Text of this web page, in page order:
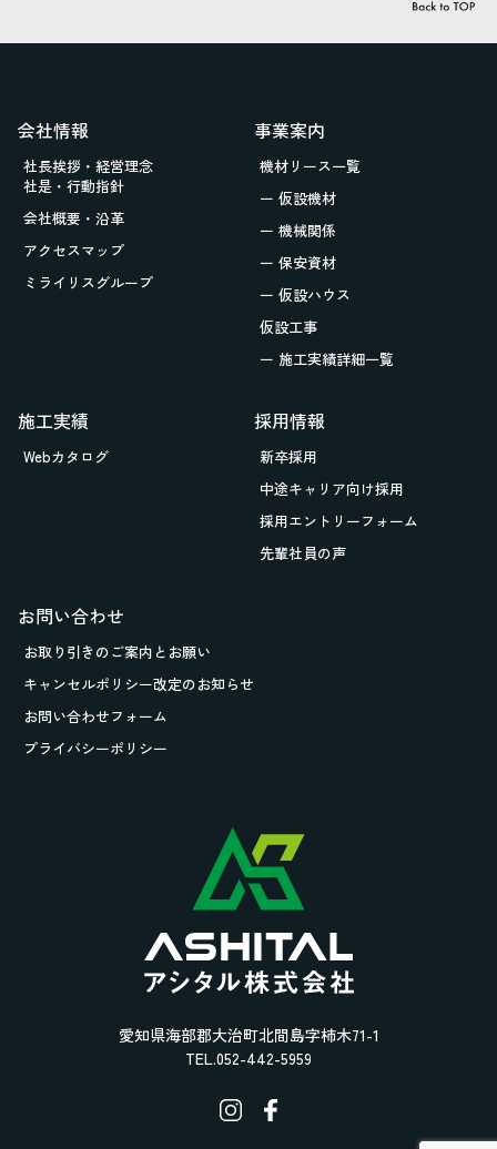
愛知県海部郡大治町北間島字柿木71-1
TEL.052-442-5959
会社情報
社長挨拶・経営理念
社是・行動指針
会社概要・沿革
アクセスマップ
ミライリスグループ
事業案内
機材リース一覧
ー 仮設機材
ー 機械関係
ー 保安資材
ー 仮設ハウス
仮設工事
ー 施工実績詳細一覧
施工実績
Webカタログ
採用情報
新卒採用
中途キャリア向け採用
採用エントリーフォーム
先輩社員の声
お問い合わせ
お取り引きのご案内とお願い
キャンセルポリシー改定のお知らせ
お問い合わせフォーム
プライバシーポリシー